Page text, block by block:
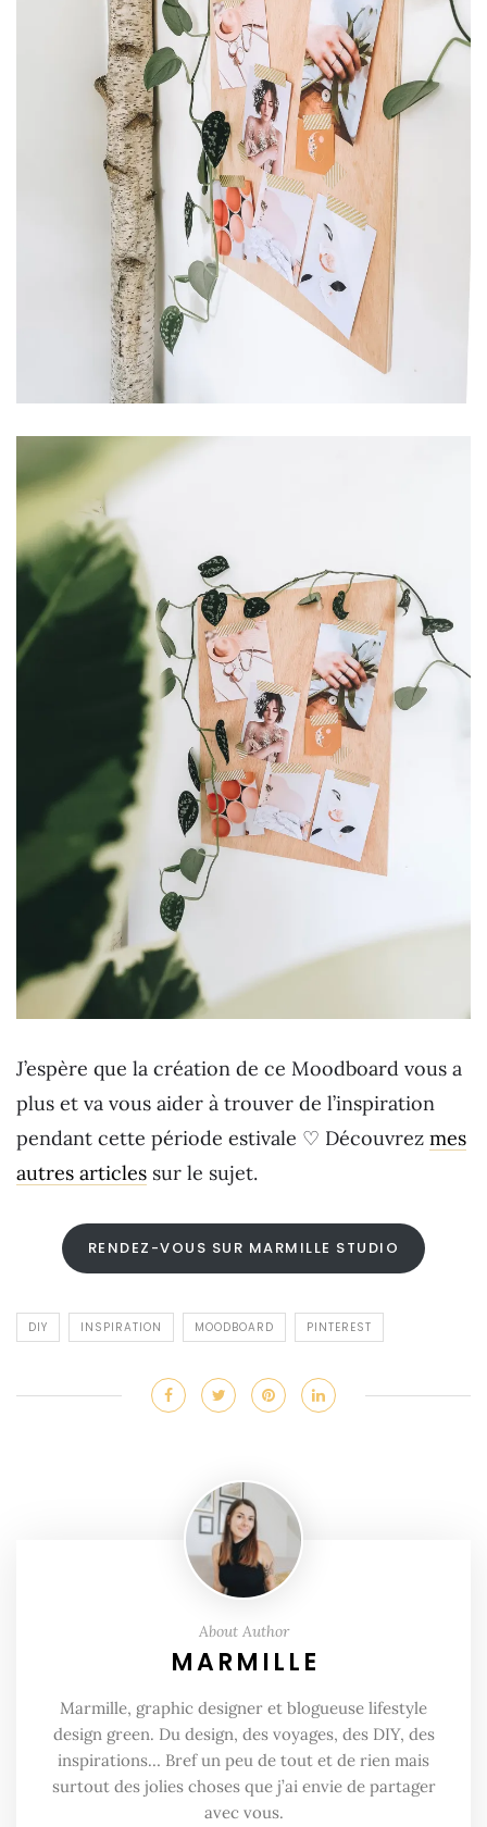
J’espère que la création de ce Moodboard vous a
plus et va vous aider à trouver de l’inspiration
pendant cette période estivale ♡ Découvrez mes
autres articles sur le sujet.
RENDEZ-VOUS SUR MARMILLE STUDIO
DIY INSPIRATION MOODBOARD PINTEREST
About Author
MARMILLE
Marmille, graphic designer et blogueuse lifestyle
design green. Du design, des voyages, des DIY, des
inspirations… Bref un peu de tout et de rien mais
surtout des jolies choses que j’ai envie de partager
avec vous.